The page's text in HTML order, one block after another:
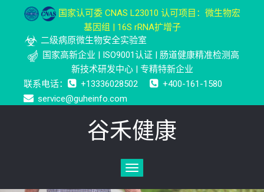
国家认可委 CNAS L23010 认可项目：微生物宏
基因组 | 16S rRNA扩增子
二级病原微生物安全实验室
国家高新企业 | ISO9001认证 | 肠道健康精准检测高
新技术研发中心 | 专精特新企业
联系电话：
+13336028502
+400-161-1580
service@guheinfo.com
谷禾健康
Toggle
navigation